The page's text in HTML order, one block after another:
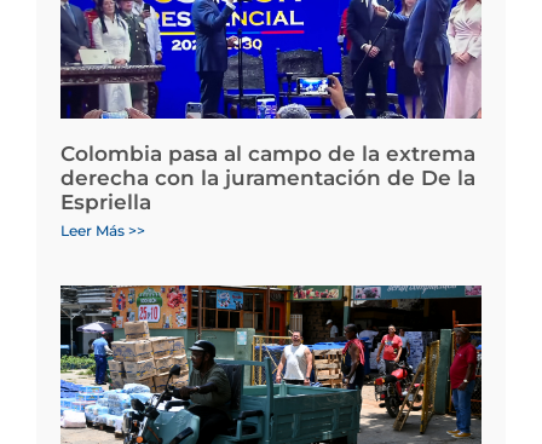
Colombia pasa al campo de la extrema
derecha con la juramentación de De la
Espriella
Leer Más >>